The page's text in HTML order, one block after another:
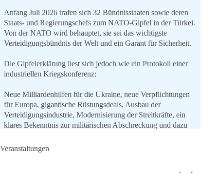
Anfang Juli 2026 trafen sich 32 Bündnisstaaten sowie deren
Staats- und Regierungschefs zum NATO-Gipfel in der Türkei.
Von der NATO wird behauptet, sie sei das wichtigste
Verteidigungsbündnis der Welt und ein Garant für Sicherheit.
Die Gipfelerklärung liest sich jedoch wie ein Protokoll einer
industriellen Kriegskonferenz:
Neue Milliardenhilfen für die Ukraine, neue Verpflichtungen
für Europa, gigantische Rüstungsdeals, Ausbau der
Verteidigungsindustrie, Modernisierung der Streitkräfte, ein
klares Bekenntnis zur militärischen Abschreckung und dazu
Veranstaltungen